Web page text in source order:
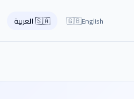
🇬🇧English
🇸🇦العربية